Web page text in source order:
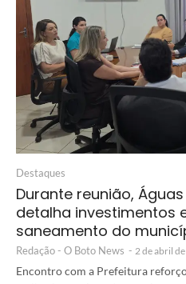
Destaques
Durante reunião,
detalha investimentos
saneamento do
Redação - O Boto News - 2 de abril
Encontro com a Prefeitura